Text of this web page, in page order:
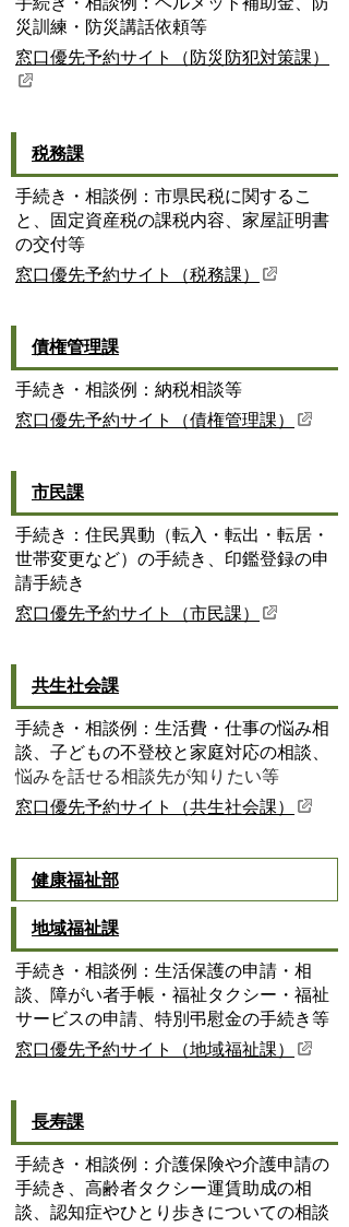
災訓練・防災講話依頼等
窓口優先予約サイト（防災防犯対策課）
税務課
手続き・相談例：市県民税に関するこ
と、固定資産税の課税内容、家屋証明書
の交付等
窓口優先予約サイト（税務課）
債権管理課
手続き・相談例：納税相談等
窓口優先予約サイト（債権管理課）
市民課
手続き：住民異動（転入・転出・転居・
世帯変更など）の手続き、印鑑登録の申
請手続き
窓口優先予約サイト（市民課）
共生社会課
手続き・相談例：生活費・仕事の悩み相
談、子どもの不登校と家庭対応の相談、
悩みを話せる相談先が知りたい等
窓口優先予約サイト（共生社会課）
健康福祉部
地域福祉課
手続き・相談例：生活保護の申請・相
談、障がい者手帳・福祉タクシー・福祉
サービスの申請、特別弔慰金の手続き等
窓口優先予約サイト（地域福祉課）
長寿課
手続き・相談例：介護保険や介護申請の
手続き、高齢者タクシー運賃助成の相
談、認知症やひとり歩きについての相談